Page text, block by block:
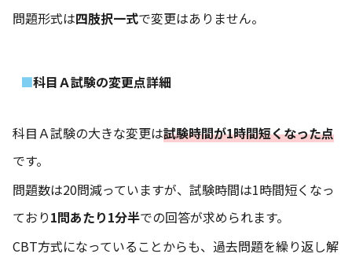
問題形式は四肢択一式で変更はありません。
科目Ａ試験の変更点詳細
科目Ａ試験の大きな変更は試験時間が1時間短くなった点
です。
問題数は20問減っていますが、試験時間は1時間短くなっ
ており1問あたり1分半での回答が求められます。
CBT方式になっていることからも、過去問題を繰り返し解